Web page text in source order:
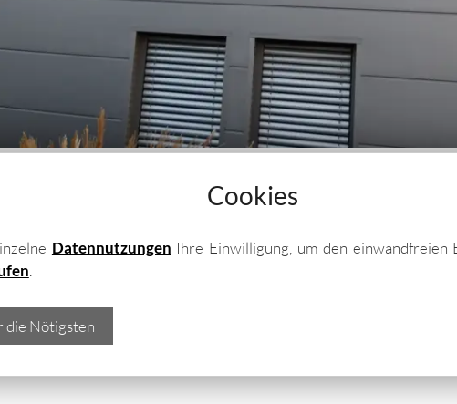
OHG - Hersteller
mit Lieferung der
Cookies
Datennutzungen Ihre Einwilligung, um den
.
die Nötigsten